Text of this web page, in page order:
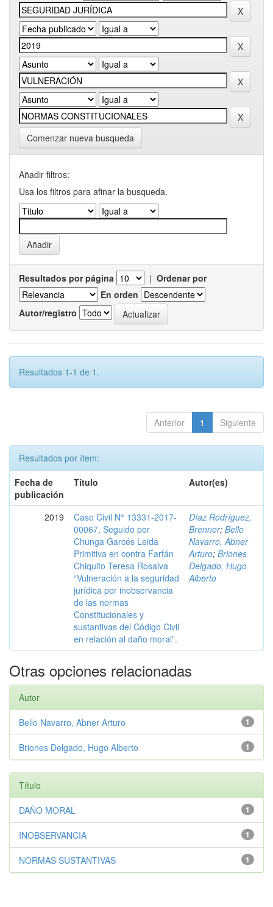
Comenzar nueva busqueda
Añadir filtros:
Usa los filtros para afinar la busqueda.
Resultados por página | Ordenar por
En orden
Autor/registro
Resultados 1-1 de 1.
Anterior 1 Siguiente
Resultados por ítem:
Fecha de
publicación
Título Autor(es)
2019
Caso Civil N° 13331-2017-
00067, Seguido por
Chunga Garcés Leida
Primitiva en contra Farfán
Chiquito Teresa Rosalva
“Vulneración a la seguridad
jurídica por inobservancia
de las normas
Constitucionales y
sustantivas del Código Civil
en relación al daño moral”.
Díaz Rodríguez,
Brenner; Bello
Navarro, Abner
Arturo; Briones
Delgado, Hugo
Alberto
Otras opciones relacionadas
Autor
1
Bello Navarro, Abner Arturo
1
Briones Delgado, Hugo Alberto
Título
1
DAÑO MORAL
1
INOBSERVANCIA
1
NORMAS SUSTANTIVAS